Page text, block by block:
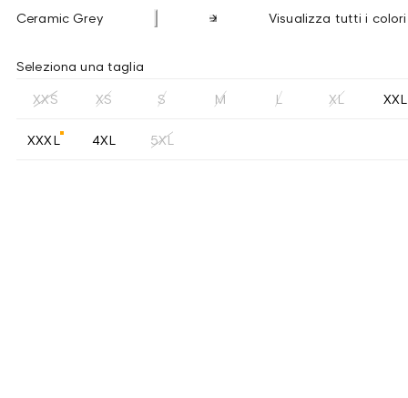
Ceramic Grey Visualizza tutti i colori
Seleziona una taglia
XXS XS S M L XL XXL
XXXL 4XL 5XL